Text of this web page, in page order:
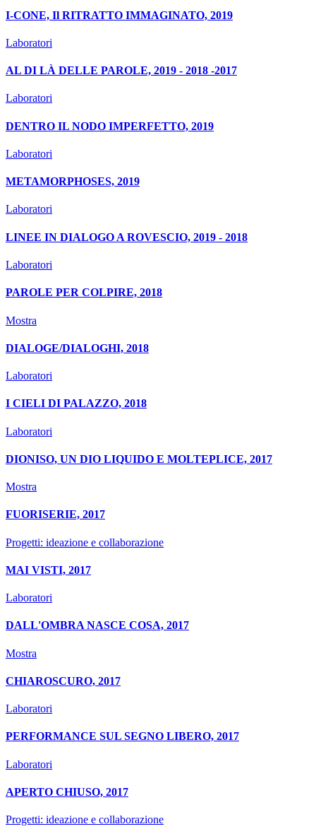
I-CONE, Il RITRATTO IMMAGINATO, 2019
Laboratori
AL DI LÀ DELLE PAROLE, 2019 - 2018 -2017
Laboratori
DENTRO IL NODO IMPERFETTO, 2019
Laboratori
METAMORPHOSES, 2019
Laboratori
LINEE IN DIALOGO A ROVESCIO, 2019 - 2018
Laboratori
PAROLE PER COLPIRE, 2018
Mostra
DIALOGE/DIALOGHI, 2018
Laboratori
I CIELI DI PALAZZO, 2018
Laboratori
DIONISO, UN DIO LIQUIDO E MOLTEPLICE, 2017
Mostra
FUORISERIE, 2017
Progetti: ideazione e collaborazione
MAI VISTI, 2017
Laboratori
DALL'OMBRA NASCE COSA, 2017
Mostra
CHIAROSCURO, 2017
Laboratori
PERFORMANCE SUL SEGNO LIBERO, 2017
Laboratori
APERTO CHIUSO, 2017
Progetti: ideazione e collaborazione